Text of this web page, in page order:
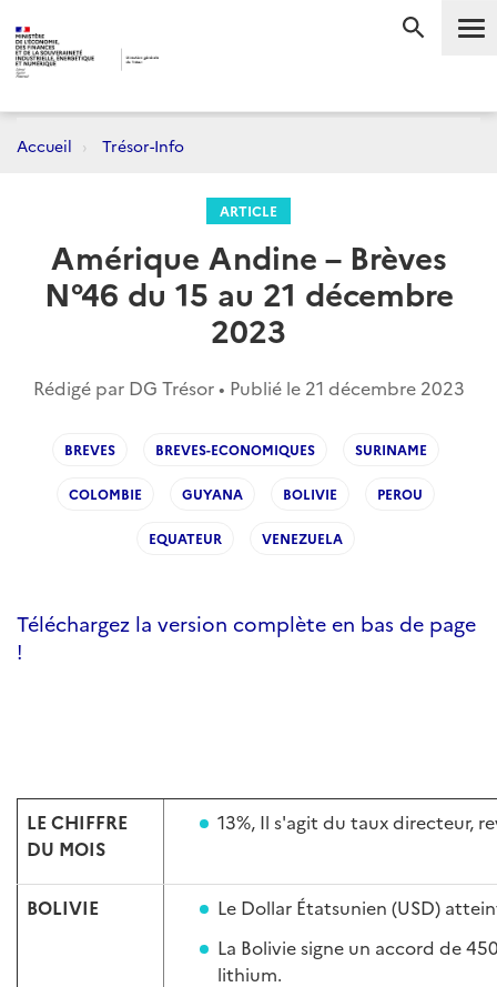
Accueil Trésor-Info
ARTICLE
Amérique Andine – Brèves
N°46 du 15 au 21 décembre
2023
Rédigé par DG Trésor • Publié le 21 décembre 2023
BREVES BREVES-ECONOMIQUES SURINAME
COLOMBIE GUYANA BOLIVIE PEROU
EQUATEUR VENEZUELA
Téléchargez la version complète en bas de page
!
LE CHIFFRE
DU MOIS
13%, Il s'agit du taux directeur,
BOLIVIE
Le Dollar Étatsunien (USD)
La Bolivie signe un accord de
lithium.